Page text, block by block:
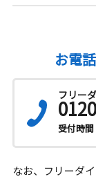
お電
フリー
受付時間
なお、フリーダ